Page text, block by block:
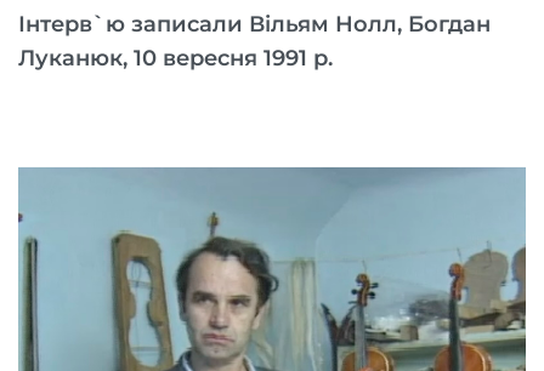
Інтерв`ю записали Вільям Нолл, Богдан
Луканюк, 10 вересня 1991 р.